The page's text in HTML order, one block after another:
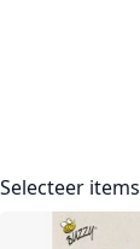
Selecteer